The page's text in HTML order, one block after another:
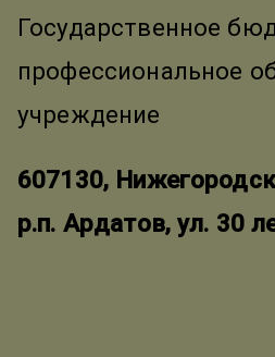
Государственное
профессиональное
учреждение
607130,
р.п. Ардатов, ул. 30